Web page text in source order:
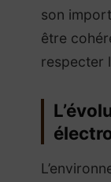
son
être
respecter